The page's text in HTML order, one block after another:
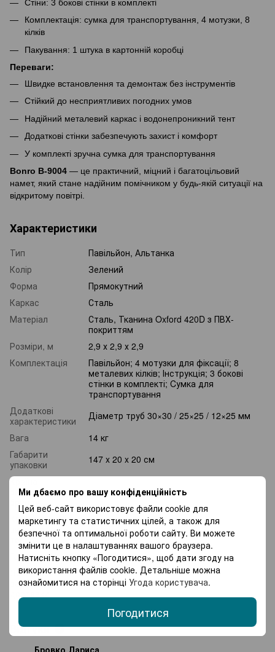
Ми дбаємо про вашу конфіденційність
Цей веб-сайт використовує файли cookie для
маркетингу та статистичних цілей, а також для
безпечної та оптимальної роботи сайту. Ви можете
змінити це в налаштуваннях вашого браузера.
Натисніть кнопку «Погодитися», щоб дати згоду на
використання файлів cookie. Детальніше можна
ознайомитися на сторінці Угода користувача.
Погодитися
Стіни: 3 бокові стінки в комплекті
Комплектація: сумка для транспортування, 4 мотузки, 8
кілків
Пакування: 1 штука в картонній коробці
Переваги:
Швидке встановлення та демонтаж без інструментів
Стійкий до несприятливих погодних умов
Надійний металевий каркас і водонепроникний тент
Додаткові стінки забезпечують захист і комфорт
У комплекті зручна сумка для транспортування
Bonro B-9004 — це практичний, міцний і багатоцільовий
намет, який стане надійним помічником у будь-якій ситуації на
відкритому повітрі.
Характеристики
Тип
Павільйон, Альтанка
Колір
Зелений
Форма
Прямокутний
Каркас
Сталь
Матеріал
Сталь, Тканина Oxford 420D з ПВХ-
покриттям
Розміри, м
2,9 х 2,9 х 2,9
Комплектація
Павільйон; 4 мотузки для фіксації; 8
металевих кілків; Інструкція; 3 бокові
стінки в комплекті; Cумка для
транспортування
Додаткові
характеристики
Діаметр труб 30×30 / 25×25 / 12×25 мм
Вага
14 кг
Габарити
упаковки
147 x 20 x 20 см
Країна
реєстрації
Україна
Країна-
виробник
товару
Китай
Гарантія
12 місяців
Орієнтовна
вартість
347 грн
Відгуки 3
Бровко Лариса